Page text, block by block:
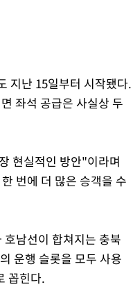
지난 15일부터 시작됐다.
좌석 공급은 사실상 두
현실적인 방안"이라며
번에 더 많은 승객을 수
남선이 합쳐지는 충북
운행 슬롯을 모두 사용
꼽힌다.